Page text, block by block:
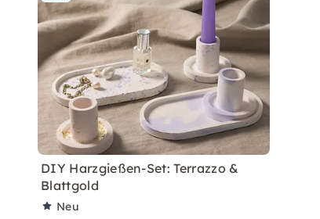
DIY Harzgießen-Set: Terrazzo &
Blattgold
Neu